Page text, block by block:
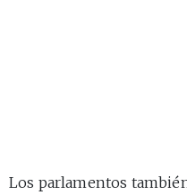
Los parlamentos